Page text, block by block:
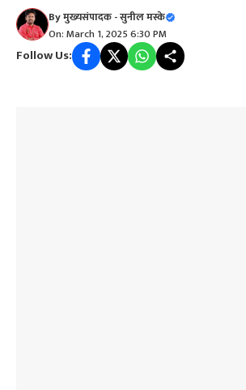
Byमुख्यसंपादक - सुनील मस्के
On: March 1, 2025 6:30 PM
Follow Us: